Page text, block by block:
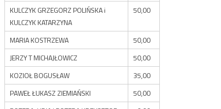
KULCZYK GRZEGORZ POLIŃSKA i
KULCZYK KATARZYNA
50,00
MARIA KOSTRZEWA
50,00
JERZY T MICHAJŁOWICZ
50,00
KOZIOŁ BOGUSŁAW
35,00
PAWEŁ ŁUKASZ ZIEMIAŃSKI
50,00